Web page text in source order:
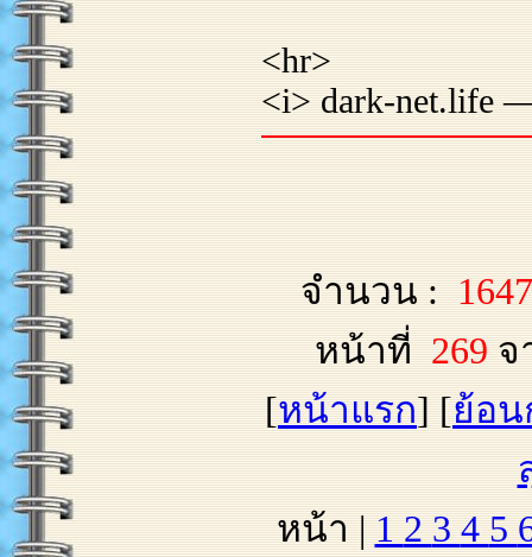
<hr>
<i> dark-net.life
จำนวน :
หน้าที่ 269 จ
[หน้าแรก] [ย้อ
หน้า | 1 2 3 4 5